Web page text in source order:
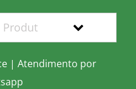
|Atendimento por